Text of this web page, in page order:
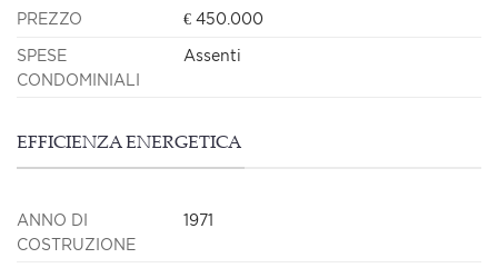
PREZZO € 450.000
SPESE
CONDOMINIALI
Assenti
EFFICIENZA ENERGETICA
ANNO DI
COSTRUZIONE
1971